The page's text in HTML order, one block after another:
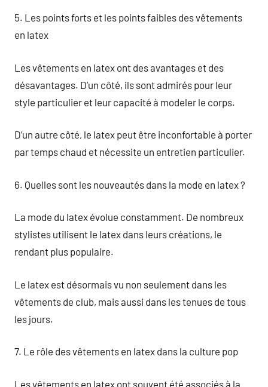
5. Les points forts et les points faibles des vêtements
en latex
Les vêtements en latex ont des avantages et des
désavantages. D’un côté, ils sont admirés pour leur
style particulier et leur capacité à modeler le corps.
D’un autre côté, le latex peut être inconfortable à porter
par temps chaud et nécessite un entretien particulier.
6. Quelles sont les nouveautés dans la mode en latex ?
La mode du latex évolue constamment. De nombreux
stylistes utilisent le latex dans leurs créations, le
rendant plus populaire.
Le latex est désormais vu non seulement dans les
vêtements de club, mais aussi dans les tenues de tous
les jours.
7. Le rôle des vêtements en latex dans la culture pop
Les vêtements en latex ont souvent été associés à la